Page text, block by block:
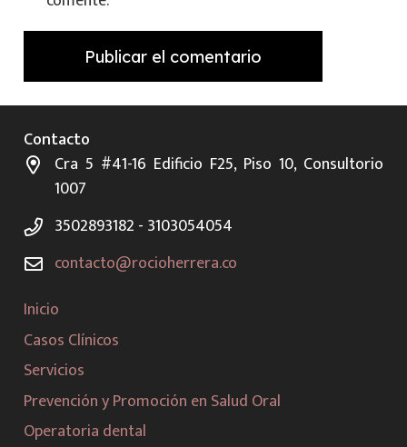
Publicar el comentario
Contacto
Cra 5 #41-16 Edificio F25, Piso 10, Consultorio
1007
3502893182 - 3103054054
contacto@rocioherrera.co
Inicio
Casos Clínicos
Servicios
Prevención y Promoción en Salud Oral
Operatoria dental